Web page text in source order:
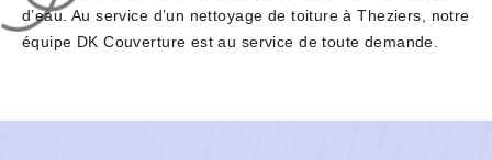
d’eau. Au service d’un nettoyage de toiture à Theziers, notre
équipe DK Couverture est au service de toute demande.